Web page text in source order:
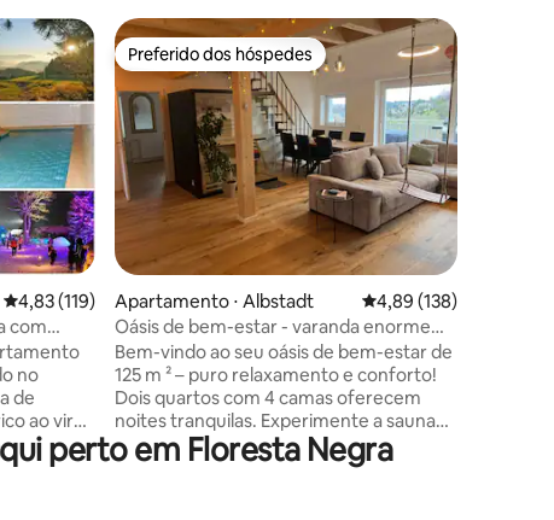
4,83 de uma avaliação média de 5, 119 avaliações
4,83 (119)
com
no
de
ao virar
terraço
Preferido dos hóspedes
Preferido dos hóspedes
Apartamento ⋅ Albstadt 4,89 de uma avaliação
4,89 (138)
Oásis de bem-estar - varanda enorme
com sauna privativa
Bem-vindo ao seu oásis de bem-estar de
125 m ² – puro relaxamento e conforto!
Dois quartos com 4 camas oferecem
noites tranquilas. Experimente a sauna
para 4 pessoas com pedra do Himalaia, o
chuveiro XXL e a varanda com banheira
perto em Floresta Negra